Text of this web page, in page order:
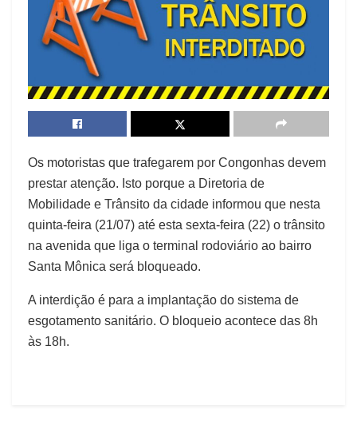
Os motoristas que trafegarem por Congonhas devem
prestar atenção. Isto porque a Diretoria de
Mobilidade e Trânsito da cidade informou que nesta
quinta-feira (21/07) até esta sexta-feira (22) o trânsito
na avenida que liga o terminal rodoviário ao bairro
Santa Mônica será bloqueado.
A interdição é para a implantação do sistema de
esgotamento sanitário. O bloqueio acontece das 8h
às 18h.